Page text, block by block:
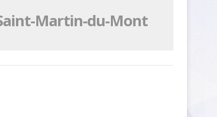
Martin-du-Mont